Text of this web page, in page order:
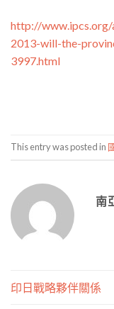
http://
2013-will-the-
3997.html
This entry was posted in
南
印日戰略夥伴關係